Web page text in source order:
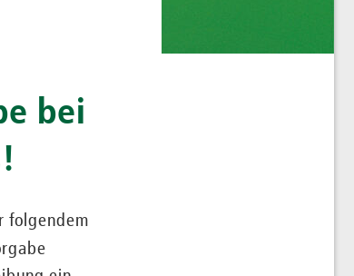
bei
folgendem